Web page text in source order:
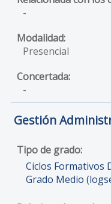
-
Presencial
-
Gestión
Ciclos Formativos
Grado Medio